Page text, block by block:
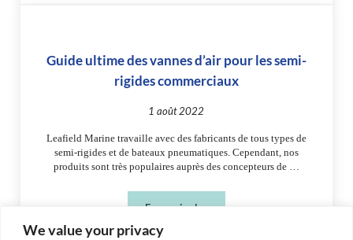
We value your privacy
Guide ultime des vannes d’air pour les semi-
rigides commerciaux
1 août 2022
Leafield Marine travaille avec des fabricants de tous types de
semi-rigides et de bateaux pneumatiques. Cependant, nos
produits sont très populaires auprès des concepteurs de …
En savoir plus